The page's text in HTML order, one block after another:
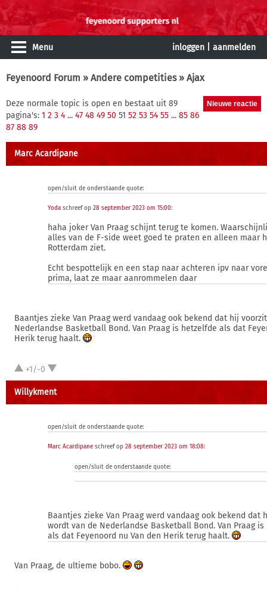
Menu inloggen aanmelden
Feyenoord Forum » Andere competities» Ajax
Deze normale topic is open en bestaat uit 89
pagina's: 1 2 3 4 ... 47 48 49 50 51 52 53 54 55 ... 85 86
87 88 89
Marc Acardipane
open/sluit de onderstaande quote:
Yoda schreef op 28 september 2023 om 15:00:
haha joker Van Praag schijnt terug te komen.
alles van de F-side weet goed te praten en alleen maar
Rotterdam ziet.
Echt bespottelijk en een stap naar achteren ipv naar
prima, laat ze maar aanrommelen daar
Baantjes zieke Van Praag werd vandaag ook bekend dat hij
Nederlandse Basketball Bond. Van Praag is hetzelfde als dat
Herik terug haalt.
+1/-0
Willykment
open/sluit de onderstaande quote:
Marc Acardipane schreef op 28 september 2023 om 18:08:
open/sluit de onderstaande quote:
Baantjes zieke Van Praag werd vandaag ook bekend dat
wordt van de Nederlandse Basketball Bond. Van Praag
als dat Feyenoord nu Van den Herik terug haalt.
Van Praag, de ultieme bobo.